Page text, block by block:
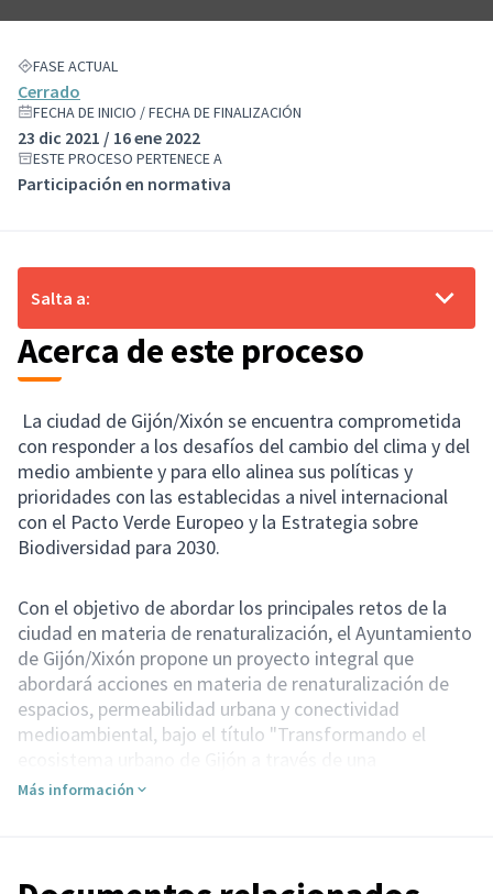
FASE ACTUAL
Cerrado
FECHA DE INICIO / FECHA DE FINALIZACIÓN
23 dic 2021 / 16 ene 2022
ESTE PROCESO PERTENECE A
Participación en normativa
Acerca de este proceso
La ciudad de Gijón/Xixón se encuentra comprometida
con responder a los desafíos del cambio del clima y del
medio ambiente y para ello alinea sus políticas y
prioridades con las establecidas a nivel internacional
con el Pacto Verde Europeo y la Estrategia sobre
Biodiversidad para 2030.
Con el objetivo de abordar los principales retos de la
ciudad en materia de renaturalización, el Ayuntamiento
de Gijón/Xixón propone un proyecto integral que
abordará acciones en materia de renaturalización de
espacios, permeabilidad urbana y conectividad
medioambiental, bajo el título "Transformando el
restauración ecológica colaborativa e innovadora".
Quién puede participar: todas las personas de 16 y más
Más información
Salta a: